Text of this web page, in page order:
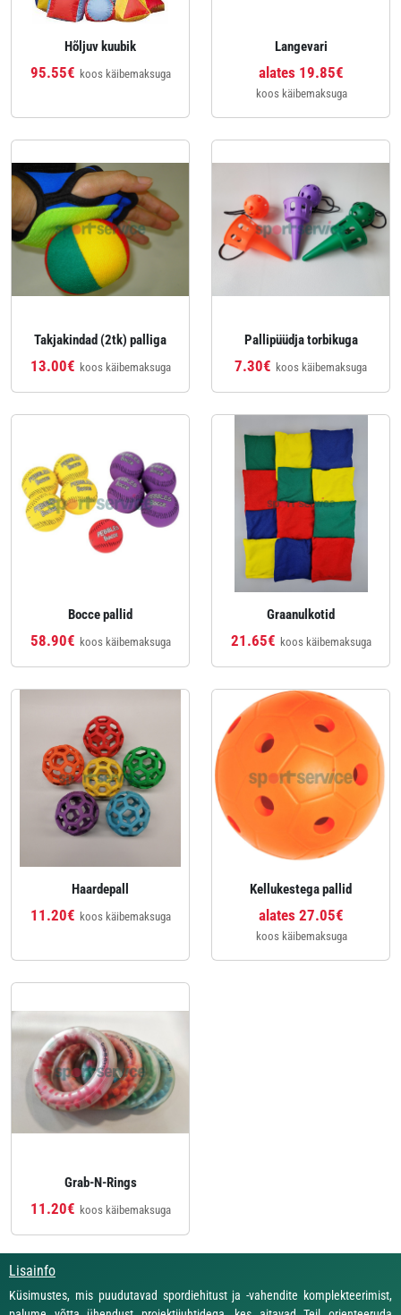
Hõljuv kuubik
95.55€ koos käibemaksuga
Langevari
alates 19.85€
koos käibemaksuga
Takjakindad (2tk) palliga
13.00€ koos käibemaksuga
Pallipüüdja torbikuga
7.30€ koos käibemaksuga
Bocce pallid
58.90€ koos käibemaksuga
Graanulkotid
21.65€ koos käibemaksuga
Haardepall
11.20€ koos käibemaksuga
Kellukestega pallid
alates 27.05€
koos käibemaksuga
Grab-N-Rings
11.20€ koos käibemaksuga
Lisainfo
Küsimustes, mis puudutavad spordiehitust ja -vahendite komplekteerimist,